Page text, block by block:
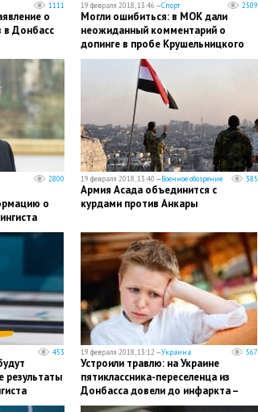
1111
о
в Донбасс
19 февраля 2018, 13:46 —Спорт 2509
Могли ошибиться: в МОК дали
неожиданный комментарий о
допинге в пробе Крушельницкого
2800
о
19 февраля 2018, 13:40 —Военное обозрение 385
Армия Асада объединится с
курдами против Анкары
453
результаты
19 февраля 2018, 13:12 —Украина 567
Устроили травлю: на Украине
пятиклассника-переселенца из
Донбасса довели до инфаркта –
кадры